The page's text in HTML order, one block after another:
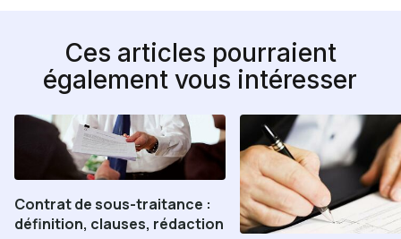
Ces articles pourraient
également vous intéresser
Contrat de sous-traitance :
définition, clauses, rédaction